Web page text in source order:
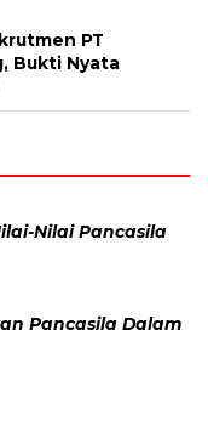
PT
Bukti Nyata
Nilai Pancasila
Pancasila Dalam